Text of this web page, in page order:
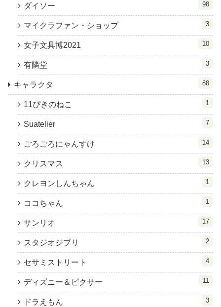
ダイソー 98
マイクラファン・ショップ 3
女子文具博2021 10
有隣堂 3
キャラクタ 88
11ぴきのねこ 1
Suatelier 7
ごろごろにゃんすけ 14
クリスマス 13
クレヨンしんちゃん 1
ココちゃん 1
サンリオ 17
スタジオジブリ 2
セサミストリート 4
ディズニー＆ピクサー 11
ドラえもん 3